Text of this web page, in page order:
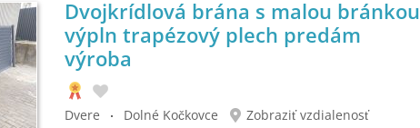
Dvojkrídlová brána s malou bránkou
výpln trapézový plech predám
výroba
Dvere Dolné Kočkovce
Zobraziť vzdialenosť